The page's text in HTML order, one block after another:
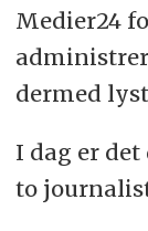
Medier24
dermed
I dag er
to